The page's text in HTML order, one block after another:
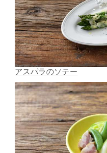
アスパラのソテー